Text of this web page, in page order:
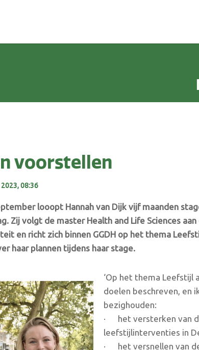
voorstellen
08:36
looopt Hannah van Dijk vijf maanden
Zij volgt de master Health and Life Sciences
en richt zich binnen GGDH op het thema
haar plannen tijdens haar stage.
‘Op het thema Leefstijl
doelen beschreven, en
bezighouden:
· het versterken van
leefstijlinterventies in
· het versnellen van